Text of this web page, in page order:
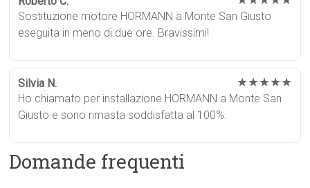
Sostituzione motore HORMANN a Monte San Giusto
eseguita in meno di due ore. Bravissimi!
Silvia N. ★★★★★
Ho chiamato per installazione HORMANN a Monte San
Giusto e sono rimasta soddisfatta al 100%.
Domande frequenti